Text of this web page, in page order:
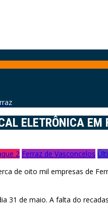
ELETRÔNICA EM
2 Ferraz de Vasconcelos
de oito mil empresas de
31 de maio. A falta do